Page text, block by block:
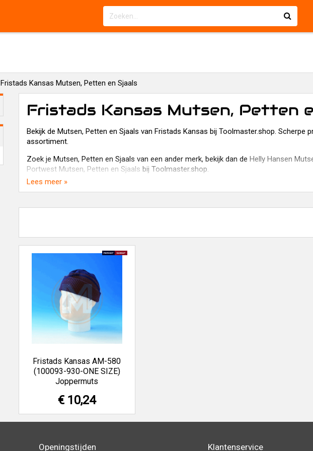
Fristads Kansas Mutsen, Petten en Sjaals
Fristads Kansas Mutsen, Petten
Bekijk de Mutsen, Petten en Sjaals van Fristads Kansas bij Toolmaster.shop. Scherpe
assortiment.
Zoek je Mutsen, Petten en Sjaals van een ander merk, bekijk dan de Helly Hansen
Portwest Mutsen, Petten en Sjaals bij Toolmaster.shop.
Toolmaster.shop verkoopt al 35 jaar gereedschappen, machines en technische
Lees meer »
Fristads Kansas AM-580
(100093-930-ONE SIZE)
Joppermuts
€ 10,24
Openingstijden Klantenservice